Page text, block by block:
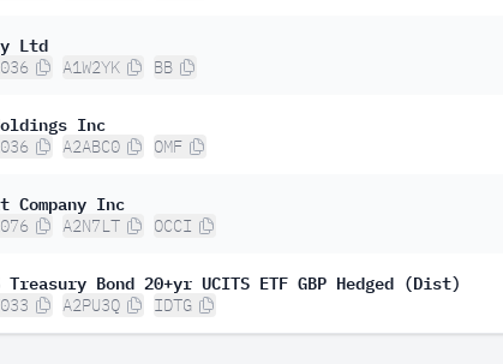
Ltd
A1W2YK BB
Inc
A2ABC0 OMF
Company Inc
A2N7LT OCCI
Bond 20+yr UCITS ETF GBP Hedged (Dist)
A2PU3Q IDTG